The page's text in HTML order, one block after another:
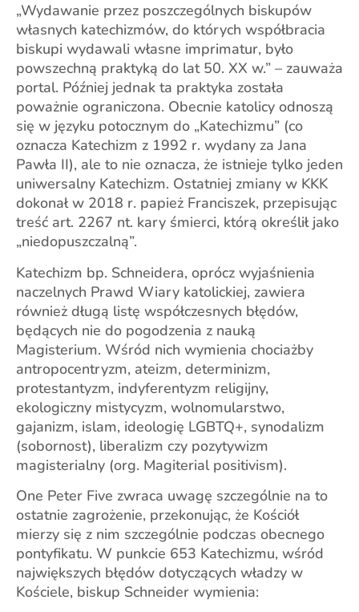
„Wydawanie przez poszczególnych biskupów
własnych katechizmów, do których współbracia
biskupi wydawali własne imprimatur, było
powszechną praktyką do lat 50. XX w.” – zauważa
portal. Później jednak ta praktyka została
poważnie ograniczona. Obecnie katolicy odnoszą
się w języku potocznym do „Katechizmu” (co
oznacza Katechizm z 1992 r. wydany za Jana
Pawła II), ale to nie oznacza, że istnieje tylko jeden
uniwersalny Katechizm. Ostatniej zmiany w KKK
dokonał w 2018 r. papież Franciszek, przepisując
treść art. 2267 nt. kary śmierci, którą określił jako
„niedopuszczalną”.
Katechizm bp. Schneidera, oprócz wyjaśnienia
naczelnych Prawd Wiary katolickiej, zawiera
również długą listę współczesnych błędów,
będących nie do pogodzenia z nauką
Magisterium. Wśród nich wymienia chociażby
antropocentryzm, ateizm, determinizm,
protestantyzm, indyferentyzm religijny,
ekologiczny mistycyzm, wolnomularstwo,
gajanizm, islam, ideologię LGBTQ+, synodalizm
(sobornost), liberalizm czy pozytywizm
magisterialny (org. Magiterial positivism).
One Peter Five zwraca uwagę szczególnie na to
ostatnie zagrożenie, przekonując, że Kościół
mierzy się z nim szczególnie podczas obecnego
pontyfikatu. W punkcie 653 Katechizmu, wśród
największych błędów dotyczących władzy w
Kościele, biskup Schneider wymienia: